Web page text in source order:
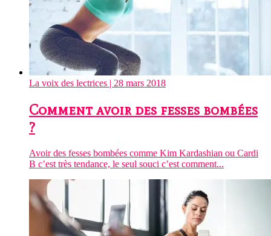
La voix des lectrices | 28 mars 2018
Comment avoir des fesses bombées
?
Avoir des fesses bombées comme Kim Kardashian ou Cardi
B c’est très tendance, le seul souci c’est comment...